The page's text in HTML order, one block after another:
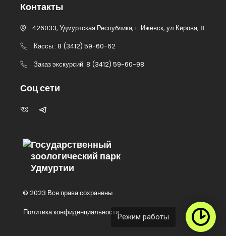
Режим работы
Государственный
зоологический парк
Удмуртии
© 2023 Все права сохранены
Политика конфиденциальности
Контакты
426033, Удмуртская Республика, г. Ижевск, ул.Кирова, 8
Кассы.: 8 (3412) 59-60-62
Заказ экскурсий: 8 (3412) 59-60-98
Соц сети